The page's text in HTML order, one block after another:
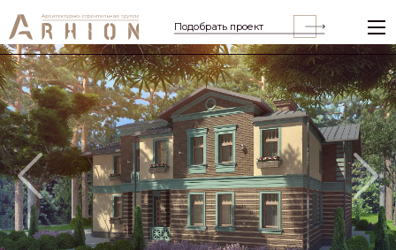
Подобрать проект
Previous